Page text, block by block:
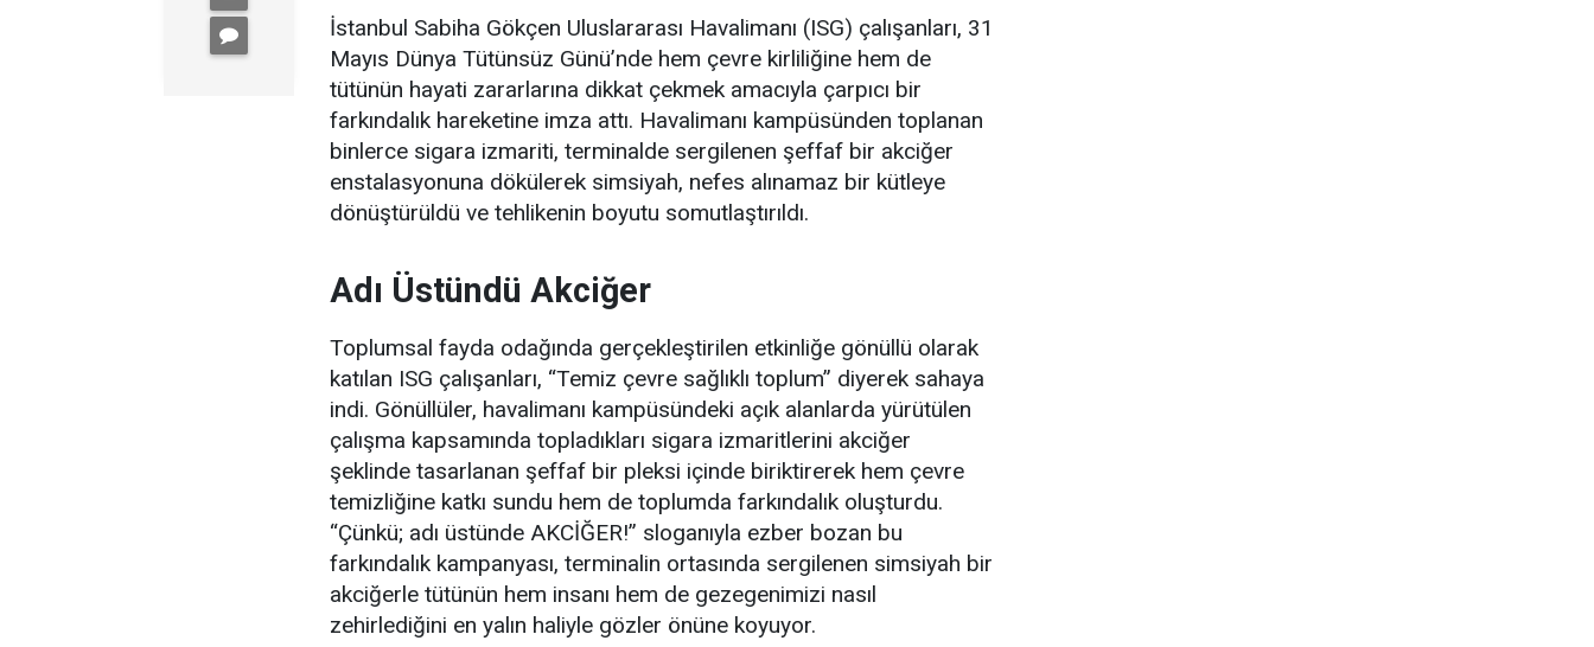
İstanbul Sabiha Gökçen Uluslararası Havalimanı (ISG) çalışanları, 31
Mayıs Dünya Tütünsüz Günü’nde hem çevre kirliliğine hem de
tütünün hayati zararlarına dikkat çekmek amacıyla çarpıcı bir
farkındalık hareketine imza attı. Havalimanı kampüsünden toplanan
binlerce sigara izmariti, terminalde sergilenen şeffaf bir akciğer
enstalasyonuna dökülerek simsiyah, nefes alınamaz bir kütleye
dönüştürüldü ve tehlikenin boyutu somutlaştırıldı.
Adı Üstündü Akciğer
Toplumsal fayda odağında gerçekleştirilen etkinliğe gönüllü olarak
katılan ISG çalışanları, “Temiz çevre sağlıklı toplum” diyerek sahaya
indi. Gönüllüler, havalimanı kampüsündeki açık alanlarda yürütülen
çalışma kapsamında topladıkları sigara izmaritlerini akciğer
şeklinde tasarlanan şeffaf bir pleksi içinde biriktirerek hem çevre
temizliğine katkı sundu hem de toplumda farkındalık oluşturdu.
“Çünkü; adı üstünde AKCİĞER!” sloganıyla ezber bozan bu
farkındalık kampanyası, terminalin ortasında sergilenen simsiyah bir
akciğerle tütünün hem insanı hem de gezegenimizi nasıl
zehirlediğini en yalın haliyle gözler önüne koyuyor.